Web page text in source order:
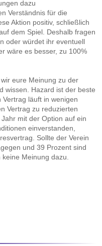
dazu
Verständnis für die
Aktion positiv, schließlich
dem Spiel. Deshalb fragen
oder würdet ihr eventuell
wäre es besser, zu 100%
eure Meinung zu der
wissen. Hazard ist der beste
Vertrag läuft in wenigen
Vertrag zu reduzierten
mit der Option auf ein
einverstanden,
Sollte der Verein
und 39 Prozent sind
Meinung dazu.